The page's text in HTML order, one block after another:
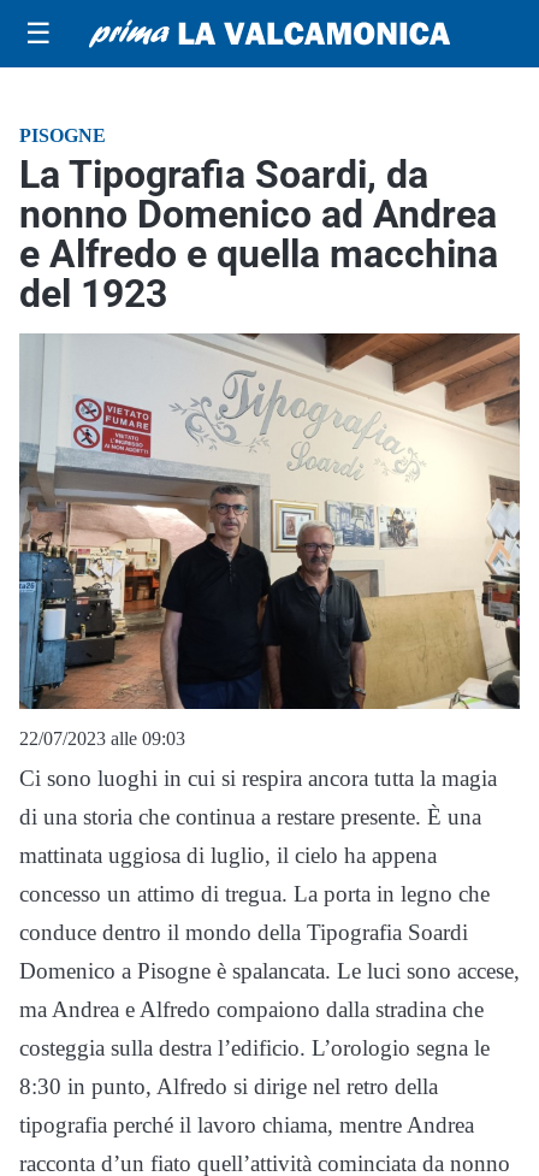
☰
PISOGNE
La Tipografia Soardi, da
nonno Domenico ad Andrea
e Alfredo e quella macchina
del 1923
22/07/2023 alle 09:03
Ci sono luoghi in cui si respira ancora tutta la magia
di una storia che continua a restare presente. È una
mattinata uggiosa di luglio, il cielo ha appena
concesso un attimo di tregua. La porta in legno che
conduce dentro il mondo della Tipografia Soardi
Domenico a Pisogne è spalancata. Le luci sono accese,
ma Andrea e Alfredo compaiono dalla stradina che
costeggia sulla destra l’edificio. L’orologio segna le
8:30 in punto, Alfredo si dirige nel retro della
tipografia perché il lavoro chiama, mentre Andrea
racconta d’un fiato quell’attività cominciata da nonno